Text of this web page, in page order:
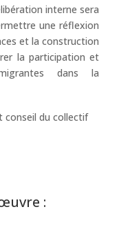
interne sera
une réflexion
et la construction
la participation et
dans la
: